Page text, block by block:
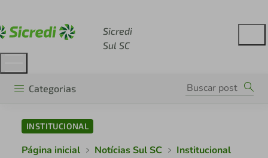
Sicredi
Sul SC
Categorias
INSTITUCIONAL
Página inicial Notícias Sul SC Institucional